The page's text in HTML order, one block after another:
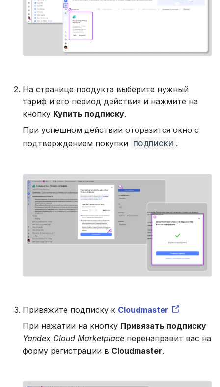
На странице продукта выберите нужный
тариф и его период действия и нажмите на
кнопку Купить подписку.
При успешном действии оторазится окно с
подтверждением покупки подписки .
Привяжите подписку к Cloudmaster
При нажатии на кнопку Привязать подписку
Yandex Cloud Marketplace перенаправит вас на
форму регистрации в Cloudmaster.